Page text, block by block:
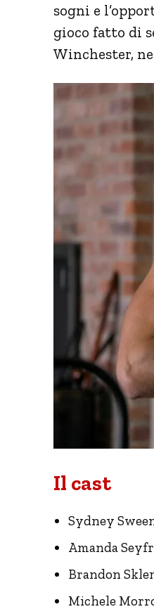
sogni e
gioco fatto di
Winchester,
Il cast
Sydney
Amanda
Brandon
Michele